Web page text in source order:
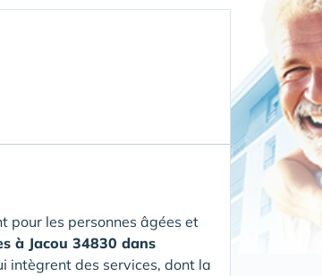
pour les personnes âgées et
à Jacou 34830 dans
intègrent des services, dont la